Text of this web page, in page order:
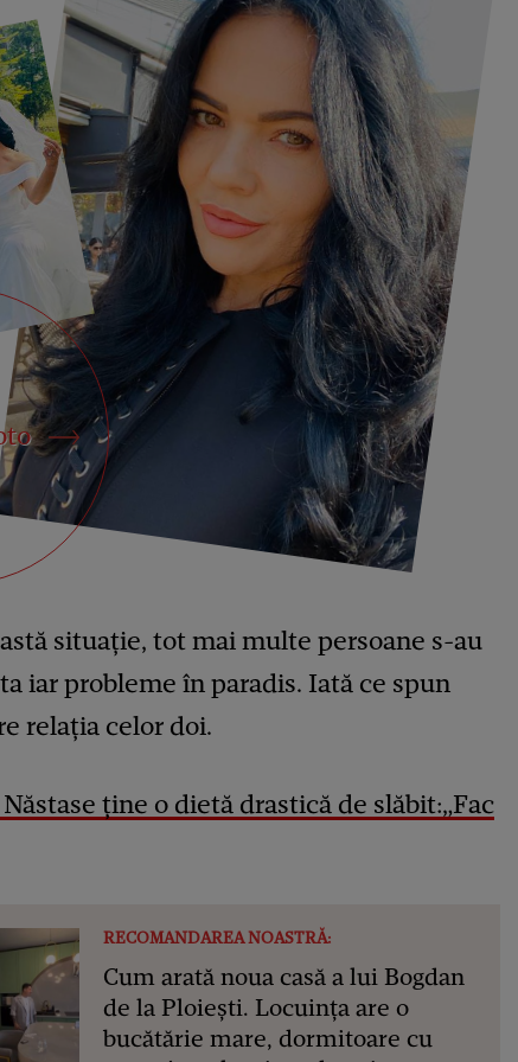
situație, tot mai multe persoane s-au
iar probleme în paradis. Iată ce spun
relația celor doi.
ține o dietă drastică de slăbit:„Fac
RECOMANDAREA NOASTRĂ:
Cum arată noua casă a lui Bogdan
de la Ploiești. Locuința are o
bucătărie mare, dormitoare cu